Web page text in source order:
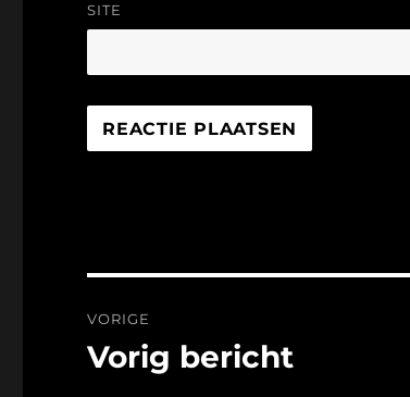
SITE
navigatie
VORIGE
Vorig
Vorig bericht